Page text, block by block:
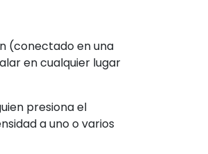
(conectado en una
en cualquier lugar
presiona el
a uno o varios